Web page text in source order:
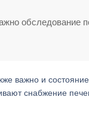
обследование
важно и
снабжение